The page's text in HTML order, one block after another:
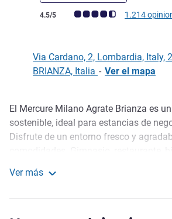
Nota de clientes de Avis (Clasificación de
4.5/5 1.214
Via Cardano, 2, Lombardia, Italy,
BRIANZA, Italia - Ver el mapa
Descripción
El Mercure Milano Agrate Brianza es
sostenible, ideal para estancias de
Disfrute de un entorno fresco y
habitaciones, espaciosas y
Ver más